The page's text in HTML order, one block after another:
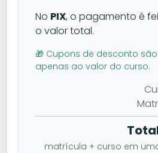
No PIX, o pagamento é
o valor total.
🎁 Cupons de desconto
apenas ao valor do curso.
matrícula + curso em